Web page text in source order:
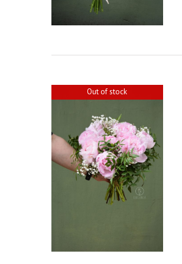
Out of stock